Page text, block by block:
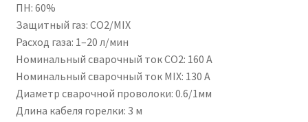
ПН: 60%
Защитный газ: CO2/MIX
Расход газа: 1–20 л/мин
Номинальный сварочный ток CO2: 160 А
Номинальный сварочный ток MIX: 130 А
Диаметр сварочной проволоки: 0.6/1мм
Длина кабеля горелки: 3 м